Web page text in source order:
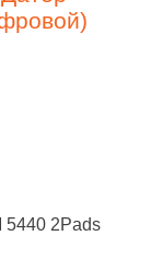
5440 2Pads